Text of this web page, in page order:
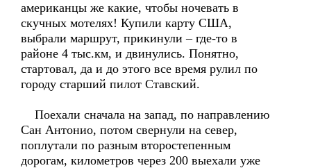
американцы же какие, чтобы ночевать в
скучных мотелях! Купили карту США,
выбрали маршрут, прикинули – где-то в
районе 4 тыс.км, и двинулись. Понятно,
стартовал, да и до этого все время рулил по
городу старший пилот Ставский.
Поехали сначала на запад, по направлению
Сан Антонио, потом свернули на север,
поплутали по разным второстепенным
дорогам, километров через 200 выехали уже